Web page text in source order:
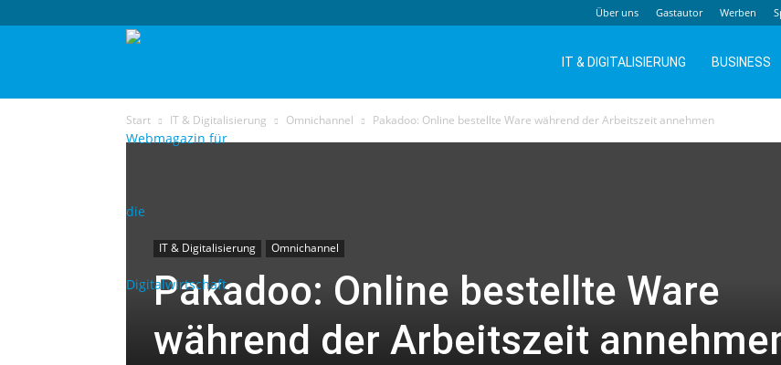
Über uns Gastautor Werben
IT & DIGITALISIERUNG BUSINESS
Start IT & Digitalisierung Omnichannel Pakadoo: Online bestellte Ware während der Arbeitszeit annehmen
IT & Digitalisierung Omnichannel
Pakadoo: Online bestellte Ware
während der Arbeitszeit